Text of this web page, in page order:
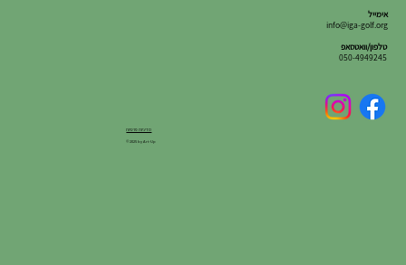
אימייל
info@iga-golf.org
טלפון/וואטסאפ
050-4949245
מדיניות פרטיות
© 2025 by Art-Up